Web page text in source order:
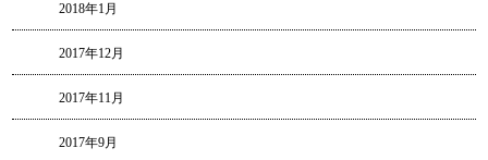
2018年1月
2017年12月
2017年11月
2017年9月